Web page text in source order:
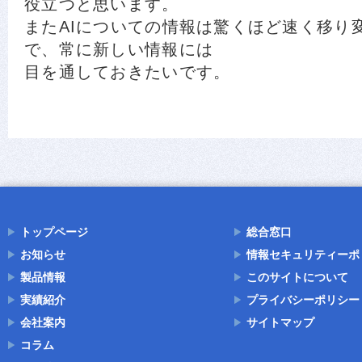
役立つと思います。
またAIについての情報は驚くほど速く移り
で、常に新しい情報には
目を通しておきたいです。
トップページ
お知らせ
製品情報
実績紹介
会社案内
コラム
総合窓口
情報セキュリティー
このサイトについて
プライバシーポリシー
サイトマップ